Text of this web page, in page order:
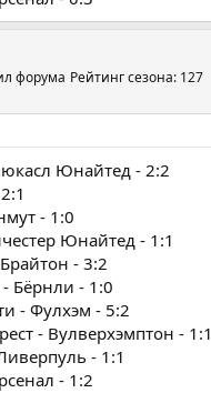
форума Рейтинг сезона: 127
Юнайтед - 2:2
- 1:0
Юнайтед - 1:1
- 3:2
- Бёрнли - 1:0
- Фулхэм - 5:2
- Вулверхэмптон - 1:1
- 1:1
- 1:2